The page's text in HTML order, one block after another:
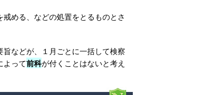
める、などの処置をとるものとさ
などが、１月ごとに一括して検察
よって前科が付くことはないと考え